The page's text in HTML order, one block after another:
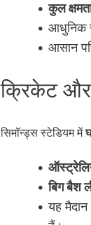
कुल
आधुनिक
आसान
क्रिकेट
सिमॉन्ड्स स्टेडियम में
बिग बैश
यह